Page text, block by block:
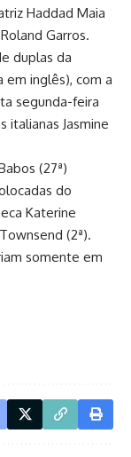
Haddad Maia
Garros.
duplas da
em inglês), com a
segunda-feira
italianas Jasmine
(27ª)
do
Katerine
(2ª).
somente em